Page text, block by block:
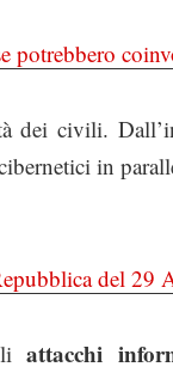
potrebbero
dei civili.
in
del 29
attacchi